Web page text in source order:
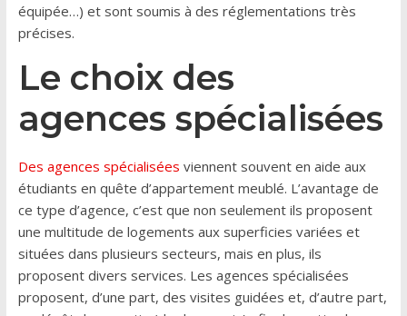
équipée…) et sont soumis à des réglementations très
précises.
Le choix des
agences spécialisées
Des agences spécialisées viennent souvent en aide aux
étudiants en quête d’appartement meublé. L’avantage de
ce type d’agence, c’est que non seulement ils proposent
une multitude de logements aux superficies variées et
situées dans plusieurs secteurs, mais en plus, ils
proposent divers services. Les agences spécialisées
proposent, d’une part, des visites guidées et, d’autre part,